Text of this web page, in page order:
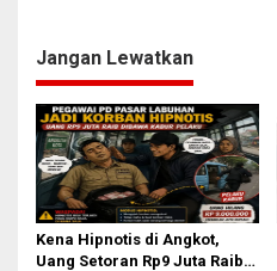
Jangan Lewatkan
Kena Hipnotis di Angkot,
Uang Setoran Rp9 Juta Raib